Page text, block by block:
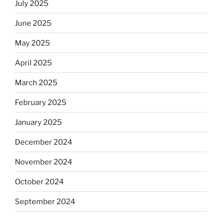
July 2025
June 2025
May 2025
April 2025
March 2025
February 2025
January 2025
December 2024
November 2024
October 2024
September 2024